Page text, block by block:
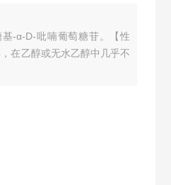
-α-D-吡喃葡萄糖苷。
【性
在乙醇或无水乙醇中几乎不